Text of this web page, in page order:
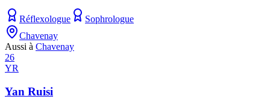
Réflexologue
Sophrologue
Chavenay
Aussi à Chavenay
26
YR
Yan Ruisi